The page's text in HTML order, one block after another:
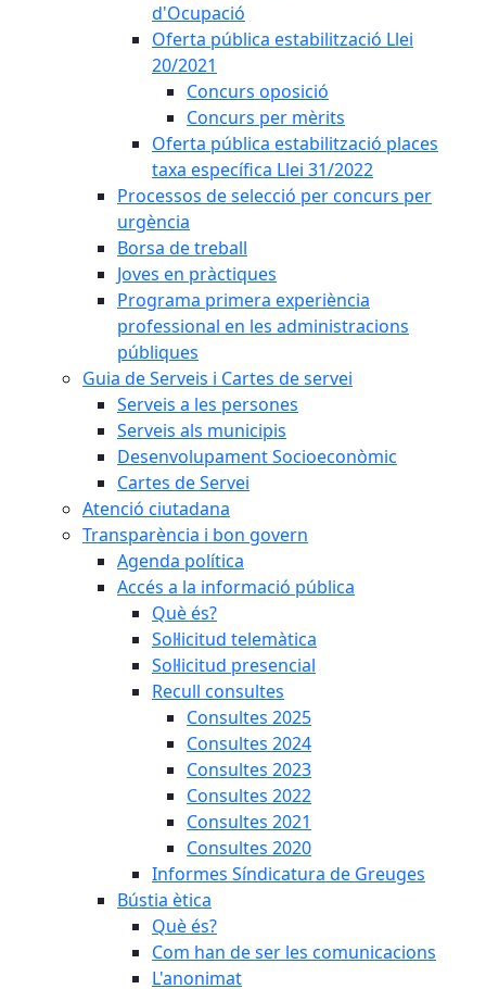
d'Ocupació
Oferta pública estabilització Llei
20/2021
Concurs oposició
Concurs per mèrits
Oferta pública estabilització places
taxa específica Llei 31/2022
Processos de selecció per concurs per
urgència
Borsa de treball
Joves en pràctiques
Programa primera experiència
professional en les administracions
públiques
Guia de Serveis i Cartes de servei
Serveis a les persones
Serveis als municipis
Desenvolupament Socioeconòmic
Cartes de Servei
Atenció ciutadana
Transparència i bon govern
Agenda política
Accés a la informació pública
Què és?
Sol·licitud telemàtica
Sol·licitud presencial
Recull consultes
Consultes 2025
Consultes 2024
Consultes 2023
Consultes 2022
Consultes 2021
Consultes 2020
Informes Síndicatura de Greuges
Bústia ètica
Què és?
Com han de ser les comunicacions
L'anonimat